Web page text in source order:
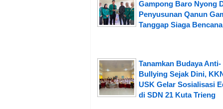
Gampong Baro Nyong
Penyusunan Qanun
Tanggap Siaga Bencana
Tanamkan Budaya Anti-
Bullying Sejak Dini,
USK Gelar Sosialisasi
di SDN 21 Kuta Trieng